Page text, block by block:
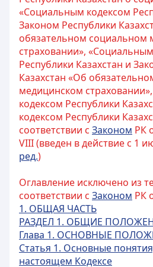
«Социальным кодексом
Законом Республики
обязательном социальном
страховании»,
Республики Казахстан и
Казахстан «Об
медицинском
кодексом Республики
кодексом Республики
соответствии с Законом РК
VIII (введен в действие с 1
ред.)
Оглавление исключено из
соответствии с Законом РК
1. ОБЩАЯ ЧАСТЬ
РАЗДЕЛ 1. ОБЩИЕ
Глава 1. ОСНОВНЫЕ
Статья 1. Основные
настоящем Кодексе